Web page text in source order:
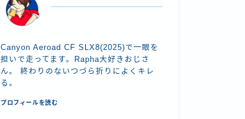
Canyon Aeroad CF SLX8(2025)で一眼を
担いで走ってます。Rapha大好きおじさ
ん。 終わりのないつづら折りによくキレ
る。
プロフィールを読む